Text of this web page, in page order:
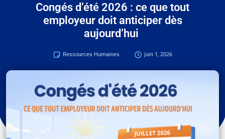
Congés d’été 2026 : ce que tout
employeur doit anticiper dès
aujourd’hui
Ressources Humaines juin 1, 2026